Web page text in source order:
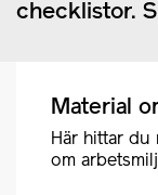
checklistor.
Material
Här hittar du
om